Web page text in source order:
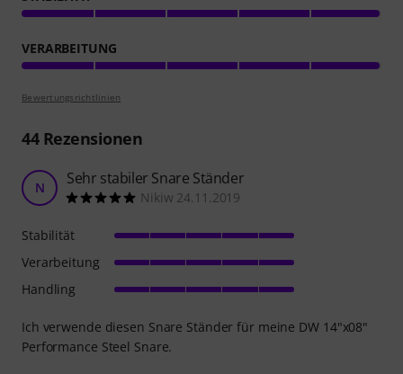
VERARBEITUNG
Bewertungsrichtlinien
44Rezensionen
N Sehr stabiler Snare Ständer
Nikiw 24.11.2019
Ich verwende diesen Snare Ständer für meine DW 14"x08"
Performance Steel Snare.
Stabilität
Verarbeitung
Handling